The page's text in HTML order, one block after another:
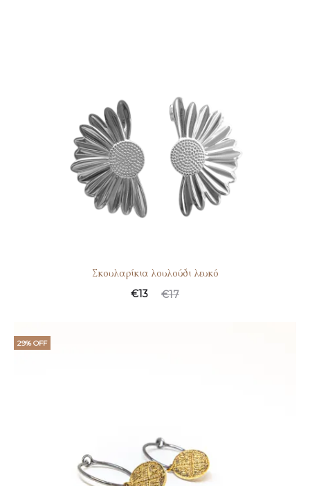
Σκουλαρίκια λουλούδι λευκό
€17
€13
29% OFF